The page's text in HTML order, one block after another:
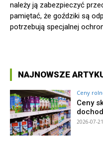
należy ją zabezpieczyć
pamiętać, że goździki są
potrzebują specjalnej
NAJNOWSZE
Ceny
Ceny
2026-07-21